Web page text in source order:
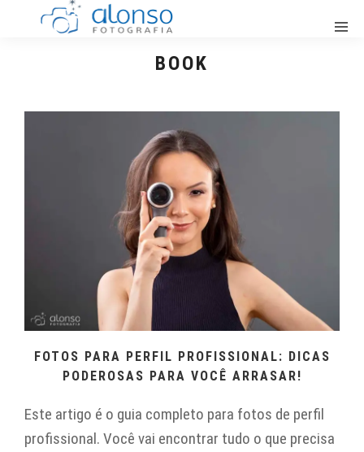
BOOK
FOTOS PARA PERFIL PROFISSIONAL: DICAS
PODEROSAS PARA VOCÊ ARRASAR!
Este artigo é o guia completo para fotos de perfil
profissional. Você vai encontrar tudo o que precisa